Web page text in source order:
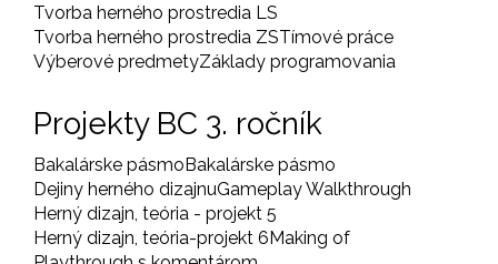
Tvorba herného prostredia LS
Tvorba herného prostredia ZSTímové práce
Výberové predmetyZáklady programovania
Projekty BC 3. ročník
Bakalárske pásmoBakalárske pásmo
Dejiny herného dizajnuGameplay Walkthrough
Herný dizajn, teória - projekt 5
Herný dizajn, teória-projekt 6Making of